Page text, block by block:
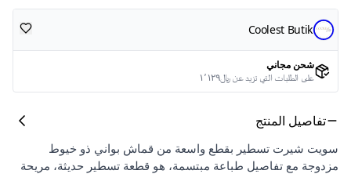
Coolest Butik
شحن مجاني
على الطلبات التي تزيد عن ﷼١٬١٢٩
تفاصيل المنتج
سويت شيرت تسطير بقطع واسعة من قماش بواني ذو خيوط
مزدوجة مع تفاصيل طباعة مبتسمة، هو قطعة تسطير حديثة، مريحة